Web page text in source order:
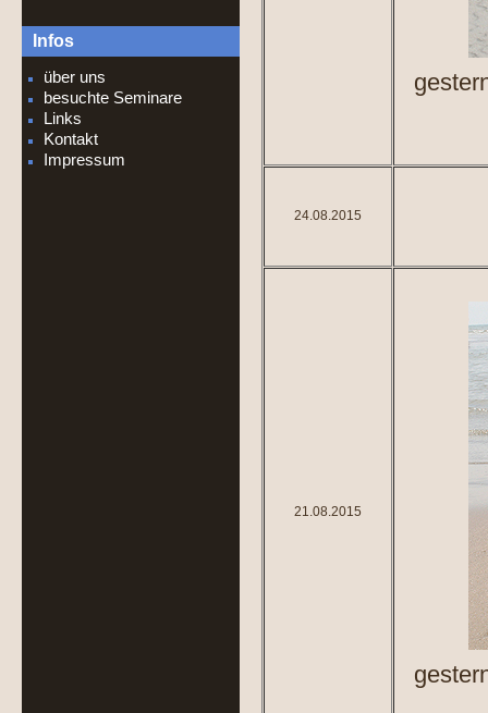
Infos
über uns
besuchte Seminare
Links
Kontakt
Impressum
24.08.2015
21.08.2015